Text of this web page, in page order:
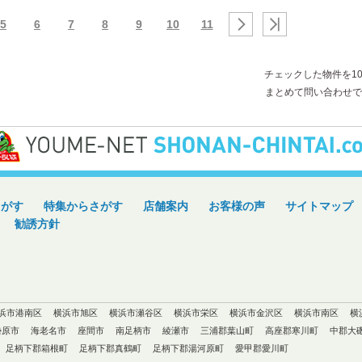
5 6 7 8 9 10 11
チェックした物件を
まとめて問い合わせ
す 特集からさがす 店舗案内 お客様の声
サイトマップ
勧誘方針
市港南区 横浜市旭区 横浜市瀬谷区 横浜市栄区 横浜市金沢区 横浜市南区
横
原市
海老名市 座間市 南足柄市 綾瀬市 三浦郡葉山町 高座郡寒川町
中郡大
足柄下郡箱根町
足柄下郡真鶴町 足柄下郡湯河原町 愛甲郡愛川町